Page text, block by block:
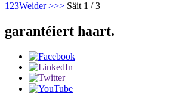
1 23Weider >>> Säit 1 / 3
garantéiert haart.